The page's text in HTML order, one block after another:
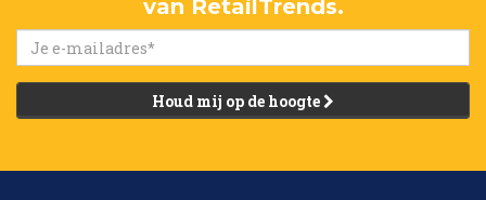
van RetailTrends.
Houd mij op de hoogte